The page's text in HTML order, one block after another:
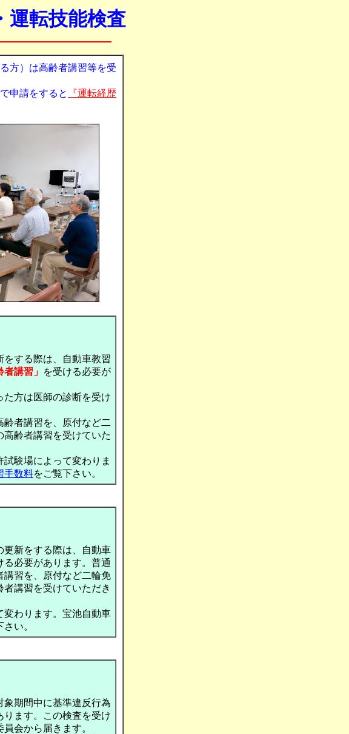
運転技能検査
方）は高齢者講習等を受
申請をすると
『運転経歴
する際は、自動車教習
者講習」 を受ける必要が
方は医師の診断を受け
者講習を、原付など二
齢者講習を受けていた
験場によって変わりま
手数料をご覧下さい。
更新をする際は、自動車
る必要があります。普通
講習を、原付など二輪免
講習を受けていただき
変わります。宝池自動車
い。
期間中に基準違反行為
ります。この検査を受け
会から届きます。